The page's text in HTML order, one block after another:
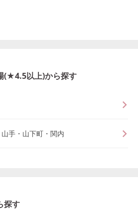
(★4.5以上)から探す
手・山下町・関内
探す